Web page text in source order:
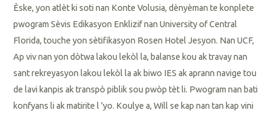
Èske, yon atlèt ki soti nan Konte Volusia, dènyèman te konplete
pwogram Sèvis Edikasyon Enklizif nan University of Central
Florida, touche yon sètifikasyon Rosen Hotel Jesyon. Nan UCF,
Ap viv nan yon dòtwa lakou lekòl la, balanse kou ak travay nan
sant rekreyasyon lakou lekòl la ak biwo IES ak aprann navige tou
de lavi kanpis ak transpò piblik sou pwòp tèt li. Pwogram nan bati
konfyans li ak matirite l 'yo. Koulye a, Will se kap nan tan kap vini